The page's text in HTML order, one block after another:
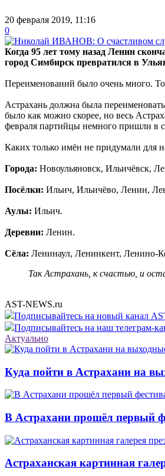
20 февраля 2019, 11:16
0
Когда 95 лет тому назад Ленин
город Симбирск превратился в
Переименований было очень много.
Астрахань должна была
было как можно скорее, но весь
февраля партийцы немного пришли в
Каких только имён не придумали для
Города: Новоульяновск, Ильичёвск,
Посёлки: Ильич, Ильичёво, Ленин,
Аулы: Ильич.
Деревни: Ленин.
Сёла: Ленинаул, Ленинкент, Ленино-
Так Астрахань, к счастью, и
AST-NEWS.ru
Подписывайтесь на новый канал
Подписывайтесь на наш телеграм-
Актуально
Куда пойти в Астрахани на
В Астрахани прошёл первый
Астраханская картинная